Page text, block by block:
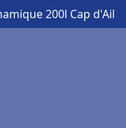
200l Cap d'Ail